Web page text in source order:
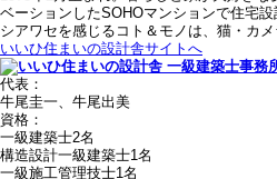
ベーションしたSOHOマンションで住宅設
シアワセを感じるコト＆モノは、猫・カ
いいひ住まいの設計舎サイトへ
代表：
牛尾圭一、牛尾出美
資格：
一級建築士2名
構造設計一級建築士1名
一級施工管理技士1名